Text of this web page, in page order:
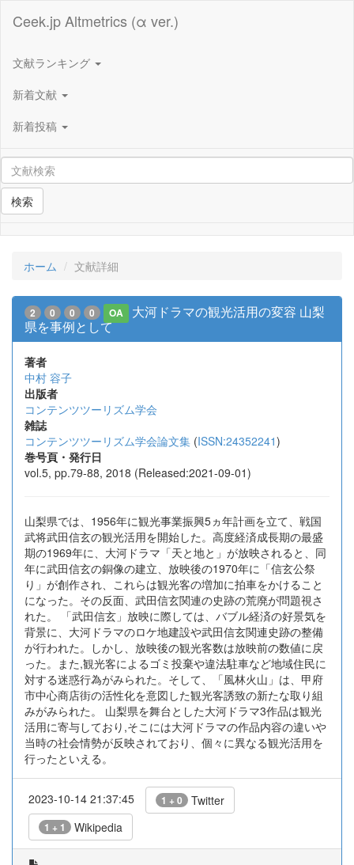
Ceek.jp Altmetrics (α ver.)
文献ランキング
新着文献
新着投稿
検索
ホーム 文献詳細
2 0 0 0 OA
大河ドラマの観光活用の変容 山梨
県を事例として
著者
中村 容子
出版者
コンテンツツーリズム学会
雑誌
コンテンツツーリズム学会論文集 (ISSN:24352241)
巻号頁・発行日
vol.5, pp.79-88, 2018 (Released:2021-09-01)
山梨県では、1956年に観光事業振興5ヵ年計画を立て、戦国
武将武田信玄の観光活用を開始した。高度経済成長期の最盛
期の1969年に、大河ドラマ「天と地と」が放映されると、同
年に武田信玄の銅像の建立、放映後の1970年に「信玄公祭
り」が創作され、これらは観光客の増加に拍車をかけること
になった。その反面、武田信玄関連の史跡の荒廃が問題視さ
れた。 「武田信玄」放映に際しては、バブル経済の好景気を
背景に、大河ドラマのロケ地建設や武田信玄関連史跡の整備
が行われた。しかし、放映後の観光客数は放映前の数値に戻
った。また,観光客によるゴミ投棄や違法駐車など地域住民に
対する迷惑行為がみられた。そして、「風林火山」は、甲府
市中心商店街の活性化を意図した観光客誘致の新たな取り組
みがみられた。 山梨県を舞台とした大河ドラマ3作品は観光
活用に寄与しており,そこには大河ドラマの作品内容の違いや
当時の社会情勢が反映されており、個々に異なる観光活用を
行ったといえる。
2023-10-14 21:37:45 1 + 0 Twitter
1 + 1 Wikipedia